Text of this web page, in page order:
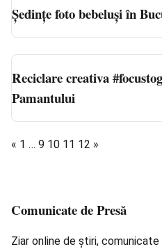
Ședințe foto bebeluși în
Reciclare creativa
Pamantului
« 1 … 9 10 11 12 »
Comunicate de Presă
Ziar online de știri,